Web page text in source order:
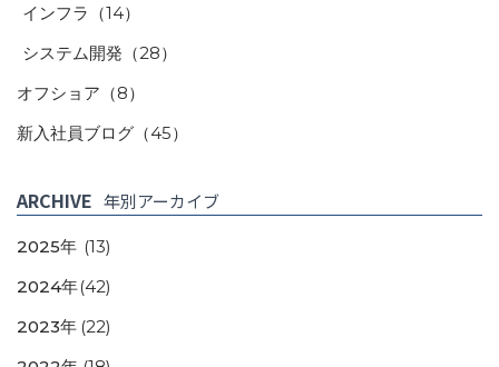
インフラ （14）
システム開発 （28）
オフショア （8）
新入社員ブログ （45）
ARCHIVE 年別アーカイブ
2025年 (13)
2024年(42)
2023年 (22)